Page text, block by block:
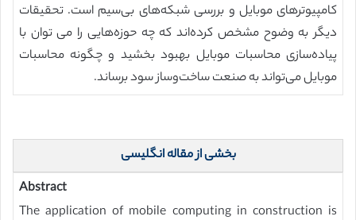
کامپیوترهای موبایل و بررسی شبکه‌های بی‌سیم است. تحقیقات
دیگر به وضوح مشخص کرده‌اند که چه حوزه‌هایی را می توان با
پیاده‌سازی محاسبات موبایل بهبود بخشید و چگونه محاسبات
موبایل می‌تواند به صنعت ساخت‌وساز سود برساند.
بخشی از مقاله انگلیسی
Abstract
The application of mobile computing in construction is